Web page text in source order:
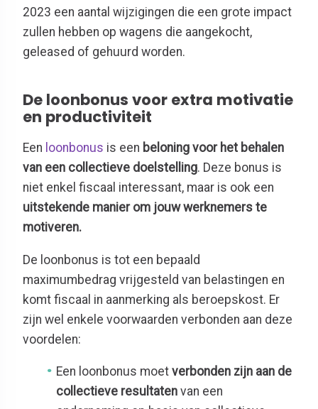
2023 een aantal wijzigingen die een grote impact
zullen hebben op wagens die aangekocht,
geleased of gehuurd worden.
De loonbonus voor extra motivatie
en productiviteit
Een loonbonus is een beloning voor het behalen
van een collectieve doelstelling. Deze bonus is
niet enkel fiscaal interessant, maar is ook een
uitstekende manier om jouw werknemers te
motiveren.
De loonbonus is tot een bepaald
maximumbedrag vrijgesteld van belastingen en
komt fiscaal in aanmerking als beroepskost. Er
zijn wel enkele voorwaarden verbonden aan deze
voordelen:
Een loonbonus moetverbonden zijn aan de
collectieve resultaten van een